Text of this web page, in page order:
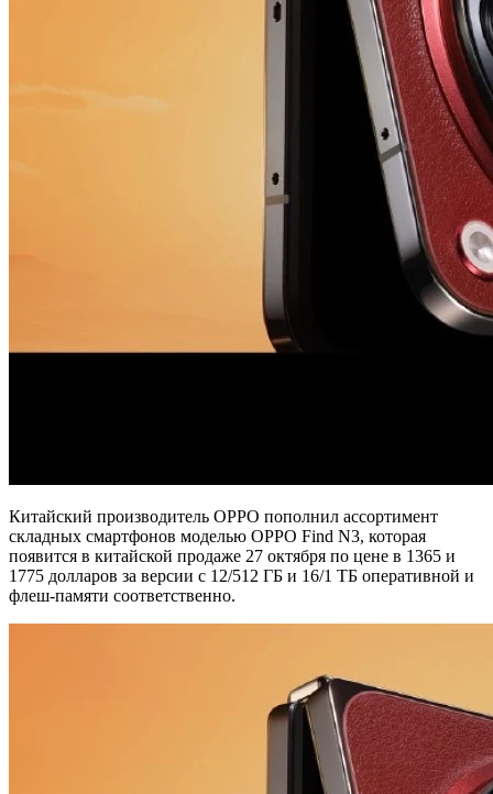
Китайский производитель OPPO пополнил ассортимент
складных смартфонов моделью OPPO Find N3, которая
появится в китайской продаже 27 октября по цене в 1365 и
1775 долларов за версии с 12/512 ГБ и 16/1 ТБ оперативной и
флеш-памяти соответственно.